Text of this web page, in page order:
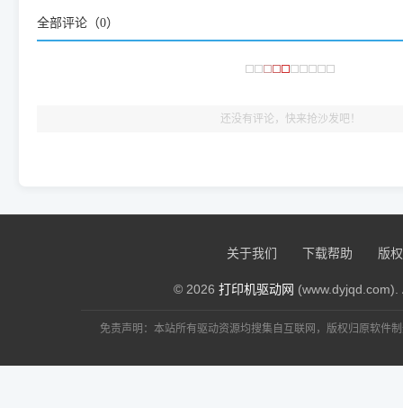
全部评论（0）
还没有评论，快来抢沙发吧！
lfbq@163.com评论爱普生Epson L351 清零软：非
关于我们 下载帮助 版
© 2026 打印机驱动网
免责声明：本站所有驱动资源均搜集自互联网，版权归原软件